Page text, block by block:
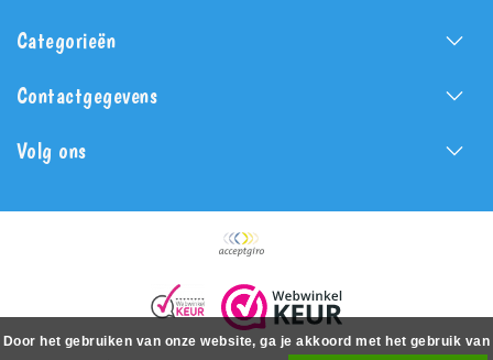
Categorieën
Contactgegevens
Volg ons
Door het gebruiken van onze website, ga je akkoord met het gebruik van